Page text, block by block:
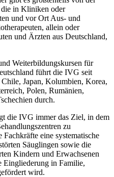
in Kliniken oder
und vor Ort Aus- und
allein oder
und Ärzten aus Deutschland,
Weiterbildungskursen für
führt die IVG seit
Japan, Kolumbien, Korea,
Polen, Rumänien,
durch.
die IVG immer das Ziel, in dem
zu
Fachkräfte eine systematische
Säuglingen sowie die
Kindern und Erwachsenen
Eingliederung in Familie,
wird.